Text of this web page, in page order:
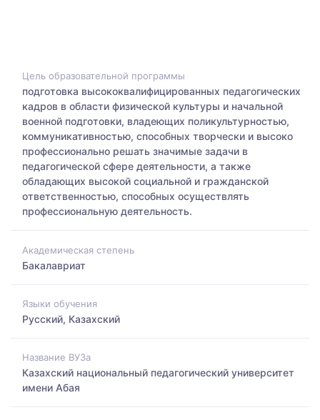
Цель образовательной программы
подготовка высококвалифицированных педагогических
кадров в области физической культуры и начальной
военной подготовки, владеющих поликультурностью,
коммуникативностью, способных творчески и высоко
профессионально решать значимые задачи в
педагогической сфере деятельности, а также
обладающих высокой социальной и гражданской
ответственностью, способных осуществлять
профессиональную деятельность.
Академическая степень
Бакалавриат
Языки обучения
Русский, Казахский
Название ВУЗа
Казахский национальный педагогический университет
имени Абая